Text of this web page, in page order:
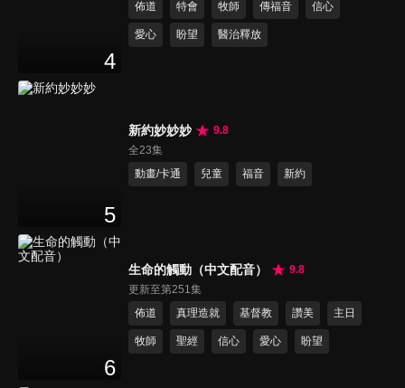
4
佈道
特會 牧師 傳福音 信心
愛心 盼望 醫治釋放
5
新約妙妙妙
9.8
全23集
動畫/卡通
兒童 福音 新約
6
生命的觸動（中文配音）
9.8
更新至第251集
佈道
真理造就 基督教 讚美 主日
牧師 聖經 信心 愛心 盼望